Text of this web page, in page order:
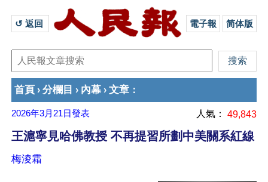
↺ 返回 電子報 简体版
首頁 › 分欄目 › 內幕 › 文章 ：
2026年3月21日發表 人氣： 49,843
王滬寧見哈佛教授 不再提習所劃中美關系紅線
梅淩霜